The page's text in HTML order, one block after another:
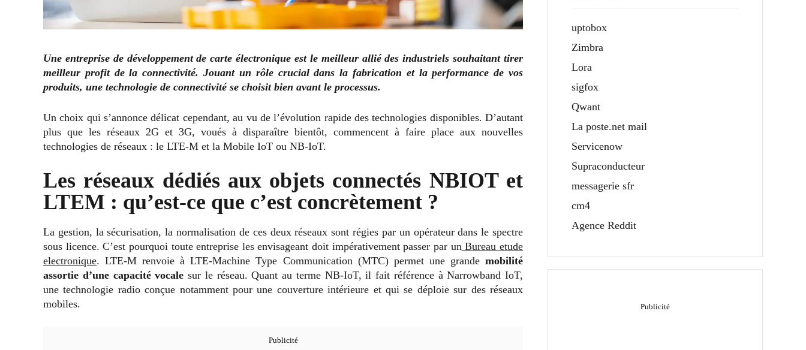
Une entreprise de développement de carte électronique est le meilleur allié des industriels souhaitant tirer
meilleur profit de la connectivité. Jouant un rôle crucial dans la fabrication et la performance de vos
produits, une technologie de connectivité se choisit bien avant le processus.
Un choix qui s’annonce délicat cependant, au vu de l’évolution rapide des technologies disponibles. D’autant
plus que les réseaux 2G et 3G, voués à disparaître bientôt, commencent à faire place aux nouvelles
technologies de réseaux : le LTE-M et la Mobile IoT ou NB-IoT.
Les réseaux dédiés aux objets connectés NBIOT et
LTEM : qu’est-ce que c’est concrètement ?
La gestion, la sécurisation, la normalisation de ces deux réseaux sont régies par un opérateur dans le spectre
sous licence. C’est pourquoi toute entreprise les envisageant doit impérativement passer par un Bureau etude
electronique. LTE-M renvoie à LTE-Machine Type Communication (MTC) permet une grande mobilité
assortie d’une capacité vocale sur le réseau. Quant au terme NB-IoT, il fait référence à Narrowband IoT,
une technologie radio conçue notamment pour une couverture intérieure et qui se déploie sur des réseaux
mobiles.
uptobox
Zimbra
Lora
sigfox
Qwant
La poste.net mail
Servicenow
Supraconducteur
messagerie sfr
cm4
Agence Reddit